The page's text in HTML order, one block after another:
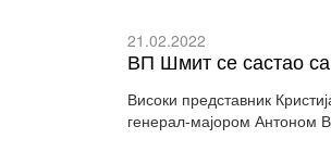
21.02.2022
ВП Шмит се састао
Високи представник
генерал-мајором Антоном